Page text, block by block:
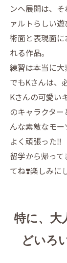
ンへ展開は、
ァルトらしい
術面と表現面
れる作品。
練習は本当に
でもKさんは、
Kさんの可愛い
のキャラクタ
んな素敵なモ
よく頑張った‼️
留学から帰っ
てね❣️楽しみに
特に、大
どいろ